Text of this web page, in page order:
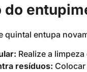
do
quintal entupa
Realize a
resíduos: Colocar